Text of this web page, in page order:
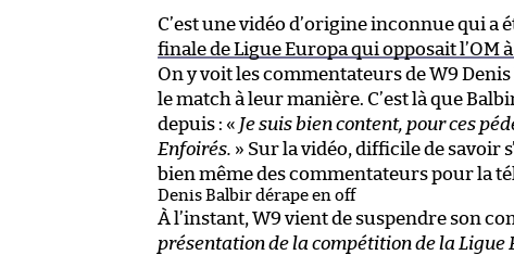
C’est une vidéo d’origine inconnue qui a
finale de Ligue Europa qui opposait l’OM
On y voit les commentateurs de W9
le match à leur manière. C’est là que
depuis : « Je suis bien content, pour ces
Enfoirés. » Sur la vidéo, difficile de savoir
bien même des commentateurs pour la
Denis Balbir dérape en off
À l’instant, W9 vient de suspendre son
présentation de la compétition de la Ligue